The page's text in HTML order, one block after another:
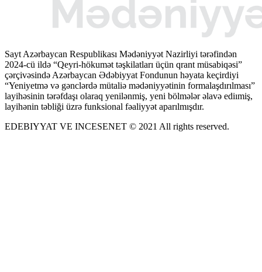
Sayt Azərbaycan Respublikası Mədəniyyət Nazirliyi tərəfindən
2024-cü ildə “Qeyri-hökumət təşkilatları üçün qrant müsabiqəsi”
çərçivəsində Azərbaycan Ədəbiyyat Fondunun həyata keçirdiyi
“Yeniyetmə və gənclərdə mütaliə mədəniyyətinin formalaşdırılması”
layihəsinin tərəfdaşı olaraq yenilənmiş, yeni bölmələr əlavə ediımiş,
layihənin təbliği üzrə funksional fəaliyyət aparılmışdır.
EDEBIYYAT VE INCESENET © 2021 All rights reserved.